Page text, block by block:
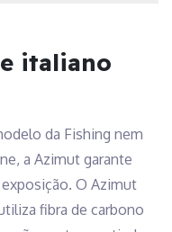
italiano
da Fishing nem
a Azimut garante
O Azimut
fibra de carbono